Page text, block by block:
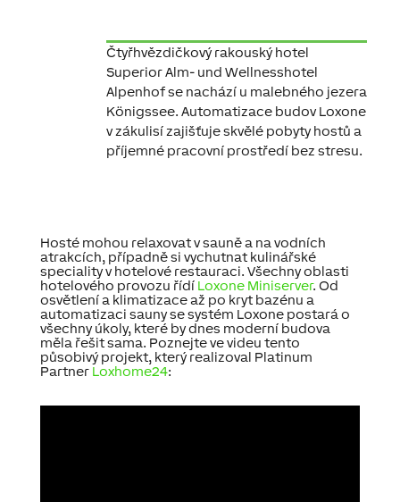
Čtyřhvězdičkový rakouský hotel
Superior Alm- und Wellnesshotel
Alpenhof se nachází u malebného jezera
Königssee. Automatizace budov Loxone
v zákulisí zajišťuje skvělé pobyty hostů a
příjemné pracovní prostředí bez stresu.
Hosté mohou relaxovat v sauně a na vodních
atrakcích, případně si vychutnat kulinářské
speciality v hotelové restauraci. Všechny oblasti
hotelového provozu řídí Loxone Miniserver. Od
osvětlení a klimatizace až po kryt bazénu a
automatizaci sauny se systém Loxone postará o
všechny úkoly, které by dnes moderní budova
měla řešit sama. Poznejte ve videu tento
působivý projekt, který realizoval Platinum
Partner Loxhome24: